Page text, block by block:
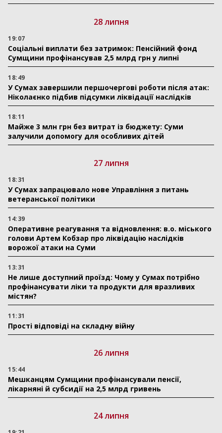
28 липня
19:07
Соціальні виплати без затримок: Пенсійний фонд
Сумщини профінансував 2,5 млрд грн у липні
18:49
У Сумах завершили першочергові роботи після атак:
Ніколаєнко підбив підсумки ліквідації наслідків
18:11
Майже 3 млн грн без витрат із бюджету: Суми
залучили допомогу для особливих дітей
27 липня
18:31
У Сумах запрацювало нове Управління з питань
ветеранської політики
14:39
Оперативне реагування та відновлення: в.о. міського
голови Артем Кобзар про ліквідацію наслідків
ворожої атаки на Суми
13:31
Не лише доступний проїзд: Чому у Сумах потрібно
профінансувати ліки та продукти для вразливих
містян?
11:31
Прості відповіді на складну війну
26 липня
15:44
Мешканцям Сумщини профінансували пенсії,
лікарняні й субсидії на 2,5 млрд гривень
24 липня